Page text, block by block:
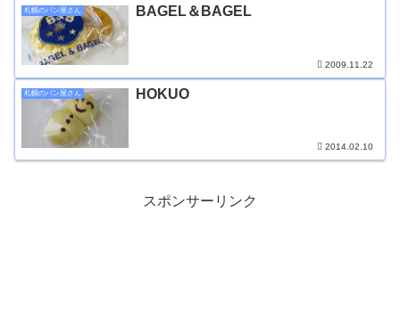
札幌のパン屋さん BAGEL＆BAGEL
2009.11.22
札幌のパン屋さん HOKUO
2014.02.10
スポンサーリンク